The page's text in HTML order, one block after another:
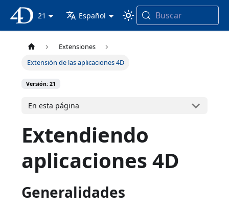
Documentación 4D
21 Español Buscar
Extensiones
Extensión de las aplicaciones 4D
Versión: 21
En esta página
Extendiendo
aplicaciones 4D
Generalidades